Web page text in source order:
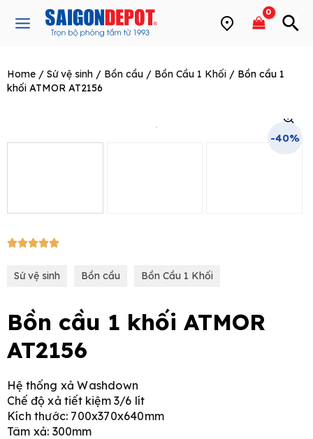
Main
Home / Sứ vệ sinh / Bồn cầu / Bồn Cầu 1 Khối / Bồn cầu 1
khối ATMOR AT2156
-40%
5/5
Sứ vệ sinh Bồn cầu Bồn Cầu 1 Khối
Bồn cầu 1 khối ATMOR
AT2156
Hệ thống xả Washdown
Chế độ xả tiết kiệm 3/6 lít
Kích thước: 700x370x640mm
Tâm xả: 300mm